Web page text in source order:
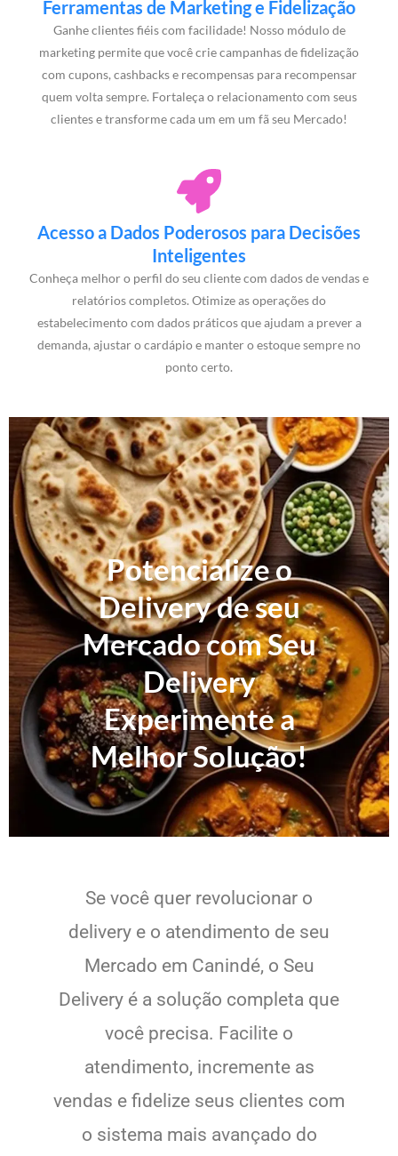
Ferramentas de Marketing e Fidelização
Ganhe clientes fiéis com facilidade! Nosso módulo de
marketing permite que você crie campanhas de fidelização
com cupons, cashbacks e recompensas para recompensar
quem volta sempre. Fortaleça o relacionamento com seus
clientes e transforme cada um em um fã seu Mercado!
Acesso a Dados Poderosos para Decisões
Inteligentes
Conheça melhor o perfil do seu cliente com dados de vendas e
relatórios completos. Otimize as operações do
estabelecimento com dados práticos que ajudam a prever a
demanda, ajustar o cardápio e manter o estoque sempre no
ponto certo.
Potencialize o
Delivery de seu
Mercado com Seu
Delivery
Experimente a
Melhor Solução!
Se você quer revolucionar o
delivery e o atendimento de seu
Mercado em Canindé, o Seu
Delivery é a solução completa que
você precisa. Facilite o
atendimento, incremente as
vendas e fidelize seus clientes com
o sistema mais avançado do